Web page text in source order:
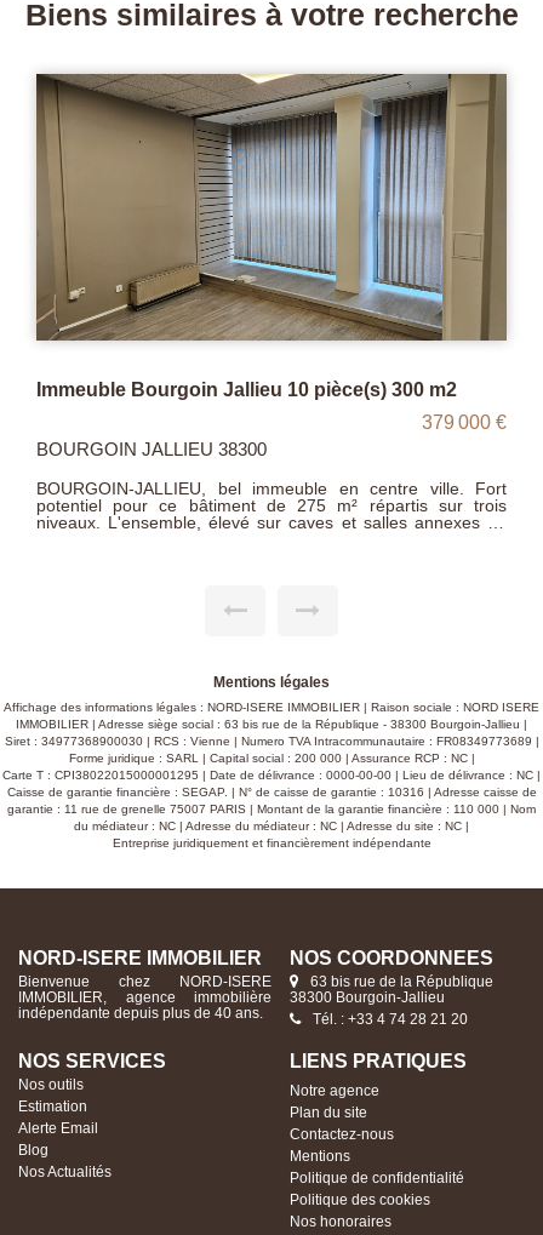
Biens similaires à votre recherche
Jallieu 10 pièce(s) 300 m2
38300
bel immeuble en centre ville. Fort
ce bâtiment de 275 m² répartis sur trois
Immeuble
BOURGOIN-
potentiel pour
niveaux. L'ensemble, élevé sur caves et salles annexes en
379 000 €
38300
JALLIEU, bel immeuble en centre ville. Fort
rez-de-chaussée et de deux étages (outre
une excellente visibilité avec ses 13 mètres
la rue Pontcottier. Prix :379.000 €
Mentions légales
Affichage des informations légales : NORD-ISERE IMMOBILIER | Raison sociale : NORD ISERE
IMMOBILIER | Adresse siège social : 63 bis rue de la République - 38300 Bourgoin-Jallieu |
Siret : 34977368900030 | RCS : Vienne | Numero TVA Intracommunautaire : FR08349773689 |
Forme juridique : SARL | Capital social : 200 000 | Assurance RCP : NC |
Carte T : CPI38022015000001295 | Date de délivrance : 0000-00-00 | Lieu de délivrance : NC |
Caisse de garantie financière : SEGAP. | N° de caisse de garantie : 10316 | Adresse caisse de
garantie : 11 rue de grenelle 75007 PARIS | Montant de la garantie financière : 110 000 | Nom
du médiateur : NC | Adresse du médiateur : NC | Adresse du site : NC |
Entreprise juridiquement et financièrement indépendante
NORD-ISERE IMMOBILIER
Bienvenue chez NORD-ISERE
IMMOBILIER, agence immobilière
indépendante depuis plus de 40 ans.
NOS COORDONNÉES
63 bis rue de la République
38300 Bourgoin-Jallieu
Tél. : +33 4 74 28 21 20
NOS SERVICES
Nos outils
Estimation
Alerte Email
Blog
Nos Actualités
LIENS PRATIQUES
Notre agence
Plan du site
Contactez-nous
Mentions
Politique de confidentialité
Politique des cookies
Nos honoraires